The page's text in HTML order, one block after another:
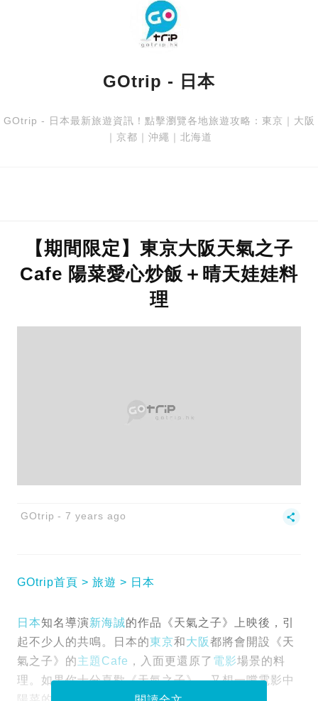
GOtrip - 日本
GOtrip - 日本最新旅遊資訊！點擊瀏覽各地旅遊攻略： 東京
大阪
京都 沖繩 北海道
【期間限定】東京大阪天氣之子
Cafe 陽菜愛心炒飯＋晴天娃娃料
理
GOtrip 7 years ago
GOtrip首頁 旅遊 日本
日本知名導演新海誠的作品《天氣之子》上映後，引
起不少人的共鳴。日本的東京和大阪都將會開設《天
氣之子》的主題Cafe ，入面更還原了 電影場景的料
理。如果你十分喜歡《天氣之子》，又想一嚐電影中